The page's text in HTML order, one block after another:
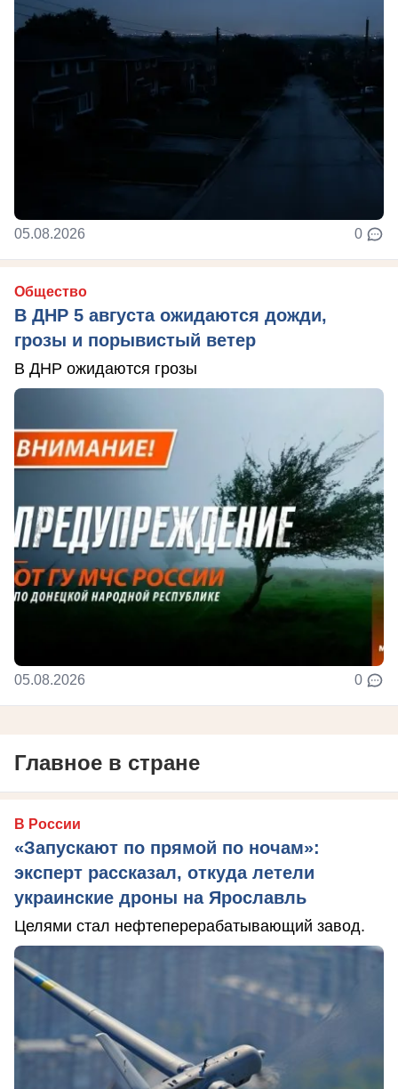
05.08.2026 0
Общество
В ДНР 5 августа ожидаются дожди,
грозы и порывистый ветер
В ДНР ожидаются грозы
05.08.2026 0
Главное в стране
В России
«Запускают по прямой по ночам»:
эксперт рассказал, откуда летели
украинские дроны на Ярославль
Целями стал нефтеперерабатывающий завод.